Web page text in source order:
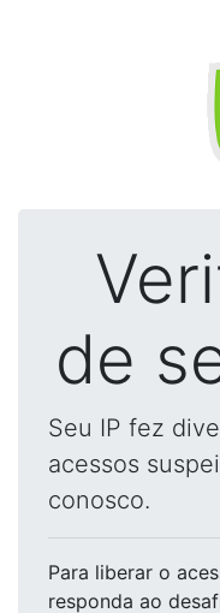
de
Seu IP fez
acessos
conosco.
Para liberar o
responda ao